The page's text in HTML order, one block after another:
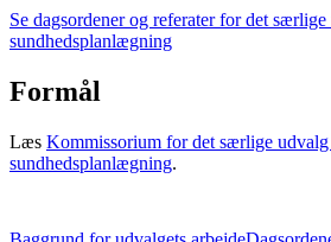
Se dagsordener og referater for det
sundhedsplanlægning
Formål
Læs Kommissorium for det særlige
sundhedsplanlægning.